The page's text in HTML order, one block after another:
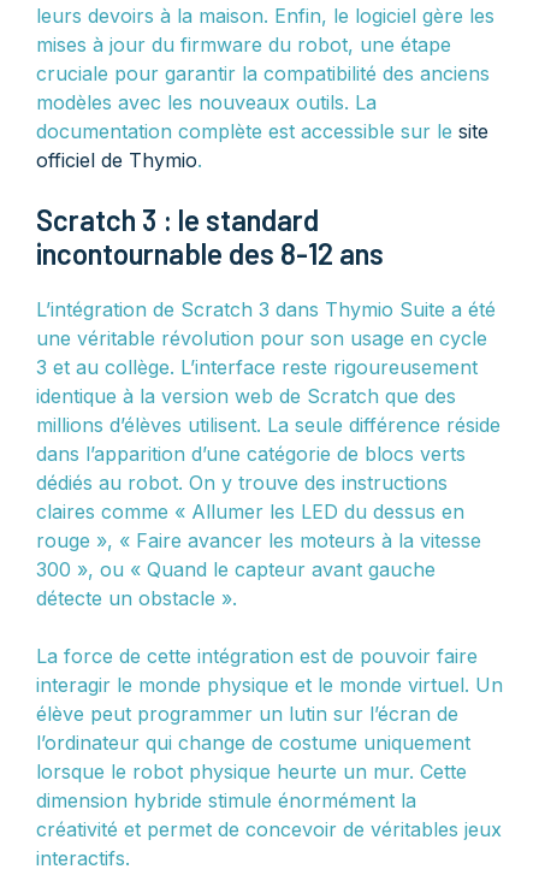
leurs devoirs à la maison. Enfin, le logiciel gère les
mises à jour du firmware du robot, une étape
cruciale pour garantir la compatibilité des anciens
modèles avec les nouveaux outils. La
documentation complète est accessible sur le site
officiel de Thymio.
Scratch 3 : le standard
incontournable des 8-12 ans
L’intégration de Scratch 3 dans Thymio Suite a été
une véritable révolution pour son usage en cycle
3 et au collège. L’interface reste rigoureusement
identique à la version web de Scratch que des
millions d’élèves utilisent. La seule différence réside
dans l’apparition d’une catégorie de blocs verts
dédiés au robot. On y trouve des instructions
claires comme « Allumer les LED du dessus en
rouge », « Faire avancer les moteurs à la vitesse
300 », ou « Quand le capteur avant gauche
détecte un obstacle ».
La force de cette intégration est de pouvoir faire
interagir le monde physique et le monde virtuel. Un
élève peut programmer un lutin sur l’écran de
l’ordinateur qui change de costume uniquement
lorsque le robot physique heurte un mur. Cette
dimension hybride stimule énormément la
créativité et permet de concevoir de véritables jeux
interactifs.